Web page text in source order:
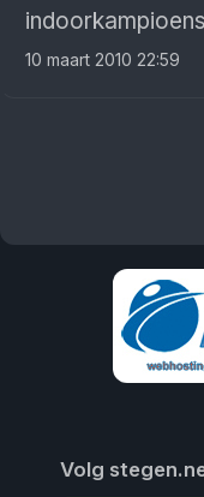
10 maart 2010 22:59
Volg